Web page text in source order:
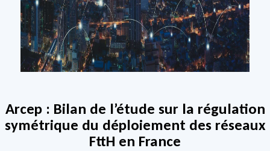
Arcep : Bilan de l’étude sur la régulation
symétrique du déploiement des réseaux
FttH en France